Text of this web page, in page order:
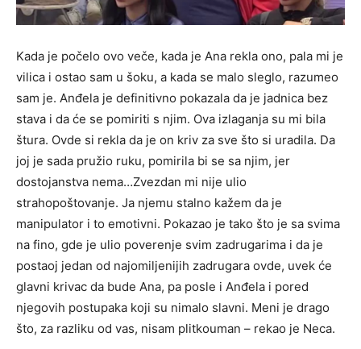
Kada je počelo ovo veče, kada je Ana rekla ono, pala mi je
vilica i ostao sam u šoku, a kada se malo sleglo, razumeo
sam je. Anđela je definitivno pokazala da je jadnica bez
stava i da će se pomiriti s njim. Ova izlaganja su mi bila
štura. Ovde si rekla da je on kriv za sve što si uradila. Da
joj je sada pružio ruku, pomirila bi se sa njim, jer
dostojanstva nema…Zvezdan mi nije ulio
strahopoštovanje. Ja njemu stalno kažem da je
manipulator i to emotivni. Pokazao je tako što je sa svima
na fino, gde je ulio poverenje svim zadrugarima i da je
postaoj jedan od najomiljenijih zadrugara ovde, uvek će
glavni krivac da bude Ana, pa posle i Anđela i pored
njegovih postupaka koji su nimalo slavni. Meni je drago
što, za razliku od vas, nisam plitkouman – rekao je Neca.